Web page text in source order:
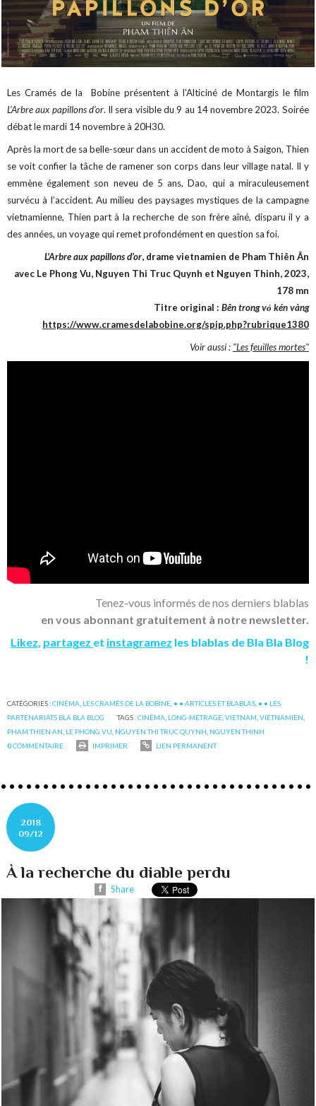
Les Cramés de la Bobine présentent à l'Alticiné de Montargis le film
L’Arbre aux papillons d’or. Il sera visible du 9 au 14 novembre 2023. Soirée
débat le mardi 14 novembre à 20H30.
Après la mort de sa belle-sœur dans un accident de moto à Saigon, Thien
se voit confier la tâche de ramener son corps dans leur village natal. Il y
emmène également son neveu de 5 ans, Dao, qui a miraculeusement
survécu à l’accident. Au milieu des paysages mystiques de la campagne
vietnamienne, Thien part à la recherche de son frère aîné, disparu il y a
des années, un voyage qui remet profondément en question sa foi.
L’Arbre aux papillons d’or, drame vietnamien de Pham Thiên Ân
avec Le Phong Vu, Nguyen Thi Truc Quynh et Nguyen Thinh, 2023,
178 mn
Titre original : Bên trong vỏ kén vàng
https://www.cramesdelabobine.org/spip.php?rubrique1380
Voir aussi : "Les feuilles mortes"
Tenez-vous informés de nos derniers blablas
en vous abonnant gratuitement à notre newsletter.
Likez partagez et instagramez les blablas de Bla Bla Blog
!
CATÉGORIES :CINÉMA LES CRAMÉS DE LA BOBINE • • ARTICLES ET BLABLAS • • LES
PARTENARIATS BLA BLA BLOG
TAGS :CINÉMA LONG-MÉTRAGE ,VIETNAM ,VIETNAMIEN
PHAM THIEN AN LE PHONG VU NGUYEN THI TRUC QUYNH NGUYEN THINH
0COMMENTAIRE IMPRIMER LIEN PERMANENT
2018
09/12
À la recherche du diable perdu
Share